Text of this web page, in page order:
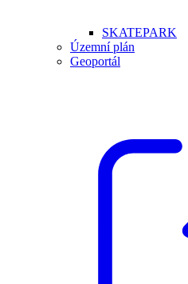
SKATEPARK
Územní plán
Geoportál